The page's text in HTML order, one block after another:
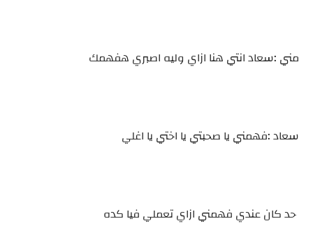
مني :سعاد انتي هنا ازاي وليه اصبري هفهمك
سعاد :فهمني يا صحبتي يا اختي يا اغلي
حد كان عندي فهمني ازاي تعملي فيا كده